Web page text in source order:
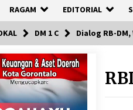
RAGAM EDITORIAL
DM 1 C Dialog RB-